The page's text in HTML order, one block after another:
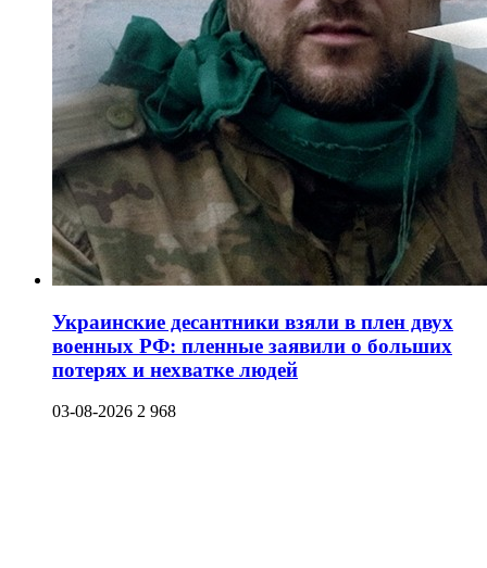
Украинские десантники взяли в плен двух
военных РФ: пленные заявили о больших
потерях и нехватке людей
03-08-2026 2 968